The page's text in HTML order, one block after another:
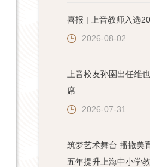
喜报 | 上音教师入选
2026-08-02
上音校友孙圉出任维
席
2026-07-31
筑梦艺术舞台 播撒美
五年提升上海中小学教